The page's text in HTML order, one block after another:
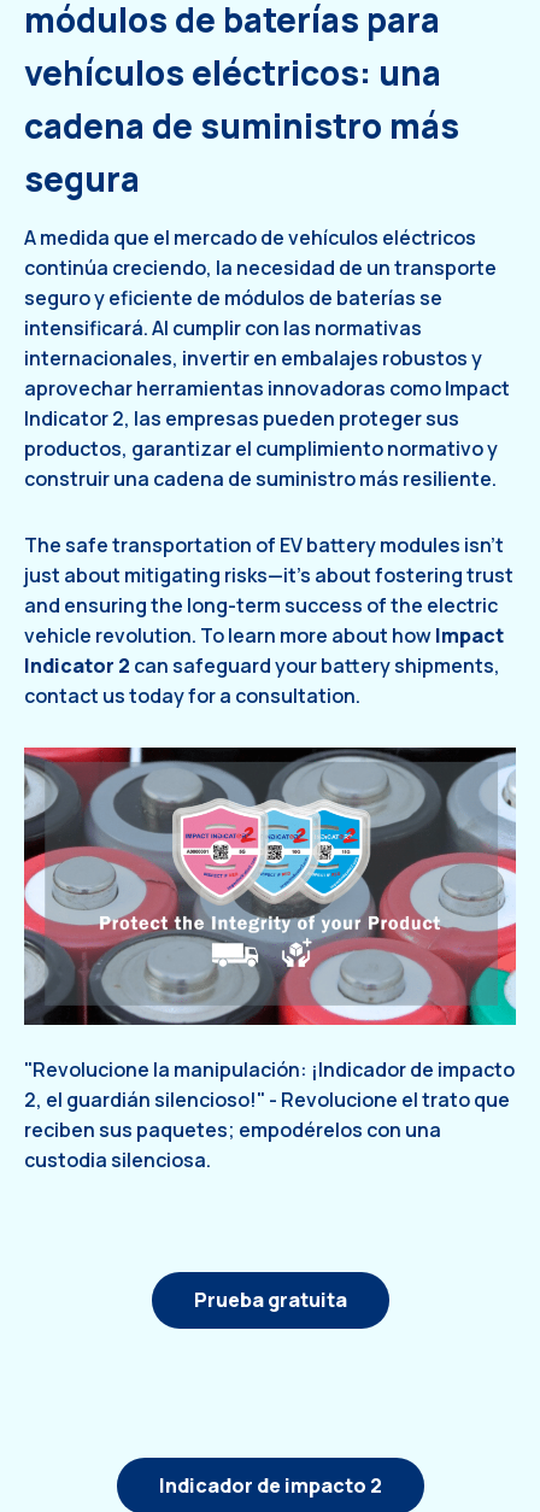
módulos de baterías para
vehículos eléctricos: una
cadena de suministro más
segura
A medida que el mercado de vehículos eléctricos
continúa creciendo, la necesidad de un transporte
seguro y eficiente de módulos de baterías se
intensificará. Al cumplir con las normativas
internacionales, invertir en embalajes robustos y
aprovechar herramientas innovadoras como Impact
Indicator 2, las empresas pueden proteger sus
productos, garantizar el cumplimiento normativo y
construir una cadena de suministro más resiliente.
The safe transportation of EV battery modules isn’t
just about mitigating risks—it’s about fostering trust
and ensuring the long-term success of the electric
vehicle revolution. To learn more about howImpact
Indicator 2 can safeguard your battery shipments,
contact us today for a consultation.
"Revolucione la manipulación: ¡Indicador de impacto
2, el guardián silencioso!" - Revolucione el trato que
reciben sus paquetes; empodérelos con una
custodia silenciosa.
Prueba gratuita
Indicador de impacto 2